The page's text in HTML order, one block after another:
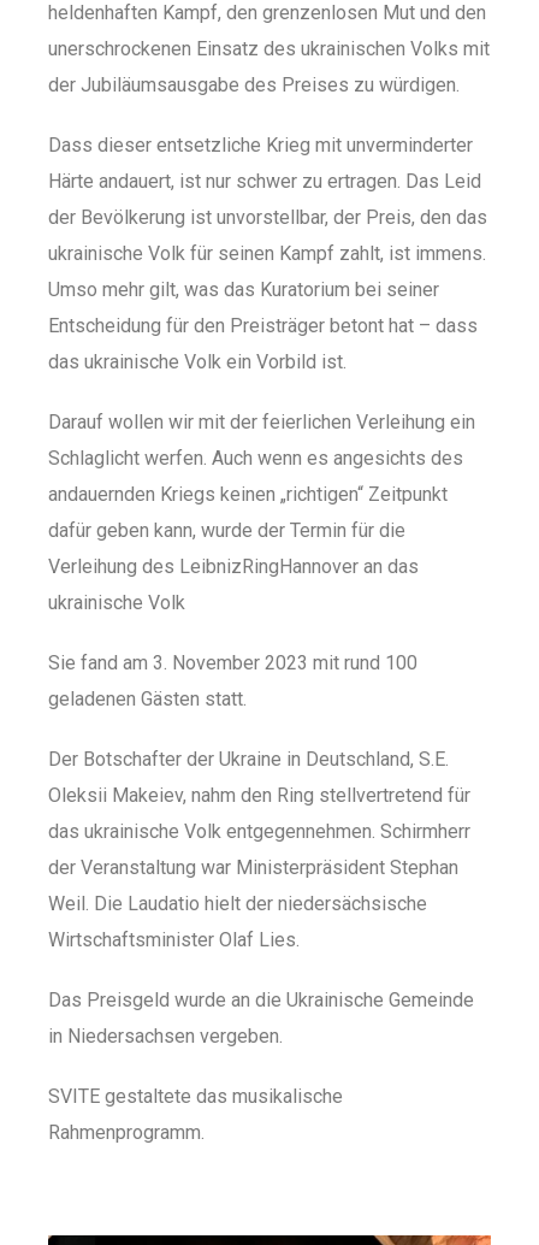
heldenhaften Kampf, den grenzenlosen Mut und den
unerschrockenen Einsatz des ukrainischen Volks mit
der Jubiläumsausgabe des Preises zu würdigen.
Dass dieser entsetzliche Krieg mit unverminderter
Härte andauert, ist nur schwer zu ertragen. Das Leid
der Bevölkerung ist unvorstellbar, der Preis, den das
ukrainische Volk für seinen Kampf zahlt, ist immens.
Umso mehr gilt, was das Kuratorium bei seiner
Entscheidung für den Preisträger betont hat – dass
das ukrainische Volk ein Vorbild ist.
Darauf wollen wir mit der feierlichen Verleihung ein
Schlaglicht werfen. Auch wenn es angesichts des
andauernden Kriegs keinen „richtigen“ Zeitpunkt
dafür geben kann, wurde der Termin für die
Verleihung des LeibnizRingHannover an das
ukrainische Volk
Sie fand am 3. November 2023 mit rund 100
geladenen Gästen statt.
Der Botschafter der Ukraine in Deutschland, S.E.
Oleksii Makeiev, nahm den Ring stellvertretend für
das ukrainische Volk entgegennehmen. Schirmherr
der Veranstaltung war Ministerpräsident Stephan
Weil. Die Laudatio hielt der niedersächsische
Wirtschaftsminister Olaf Lies.
Das Preisgeld wurde an die Ukrainische Gemeinde
in Niedersachsen vergeben.
SVITE gestaltete das musikalische
Rahmenprogramm.